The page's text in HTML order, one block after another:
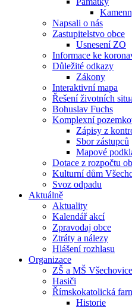
Napsali o nás
Zastupitelstvo obce
Usnesení ZO
Informace ke
Důležité odkazy
Zákony
Interaktivní mapa
Řešení životních
Bohuslav Fuchs
Komplexní
Zápisy z
Sbor zástupců
Mapové
Dotace z rozpočtu
Kulturní dům
Svoz odpadu
Aktuálně
Aktuality
Kalendář akcí
Zpravodaj obce
Ztráty a nálezy
Hlášení rozhlasu
Organizace
ZŠ a MŠ Všechovice
Hasiči
Římskokatolická
Historie